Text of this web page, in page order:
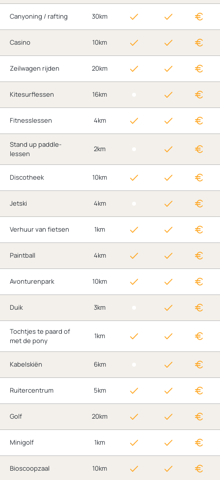
Canyoning / rafting 30km
Casino 10km
Zeilwagen rijden 20km
Kitesurflessen 16km
Fitnesslessen 4km
Stand up paddle-
lessen
2km
Discotheek 10km
Jetski 4km
Verhuur van fietsen 1km
Paintball 4km
Avonturenpark 10km
Duik 3km
Tochtjes te paard of
met de pony
1km
Kabelskiën 6km
Ruitercentrum 5km
Golf 20km
Minigolf 1km
Bioscoopzaal 10km